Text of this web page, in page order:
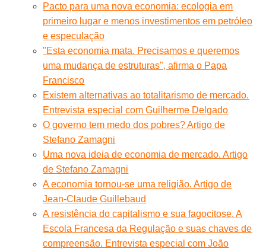
Pacto para uma nova economia: ecologia em
primeiro lugar e menos investimentos em petróleo
e especulação
"Esta economia mata. Precisamos e queremos
uma mudança de estruturas", afirma o Papa
Francisco
Existem alternativas ao totalitarismo de mercado.
Entrevista especial com Guilherme Delgado
O governo tem medo dos pobres? Artigo de
Stefano Zamagni
Uma nova ideia de economia de mercado. Artigo
de Stefano Zamagni
A economia tornou-se uma religião. Artigo de
Jean-Claude Guillebaud
A resistência do capitalismo e sua fagocitose. A
Escola Francesa da Regulação e suas chaves de
compreensão. Entrevista especial com João